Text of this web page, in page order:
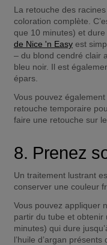
La retouche des
coloration complète.
que 10 minutes) et dure
de Nice 'n Easy est
– du blond cendré clair
bleu noir. Il est
épars.
Vous pouvez
retouche temporaire
faire une retouche sur le
8. Prenez
Un traitement lustrant
conserver une couleur
Vous pouvez appliquer
partir du tube et obtenir
minutes) qui dure
l’huile d’argan